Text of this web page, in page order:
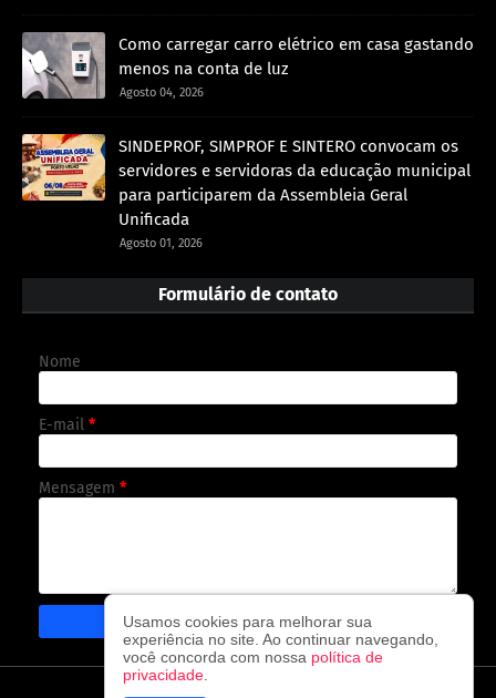
Como carregar carro elétrico em casa gastando
menos na conta de luz
Agosto 04, 2026
SINDEPROF, SIMPROF E SINTERO convocam os
servidores e servidoras da educação municipal
para participarem da Assembleia Geral
Unificada
Agosto 01, 2026
Formulário de contato
Nome
E-mail *
Mensagem *
Usamos cookies para melhorar sua
experiência no site. Ao continuar navegando,
você concorda com nossa política de
privacidade